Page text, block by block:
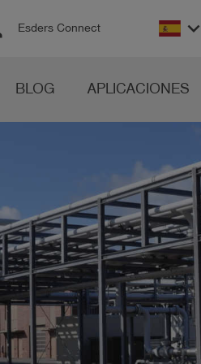
Esders Connect keyboard_arrow_down
BLOG APLICACIONES